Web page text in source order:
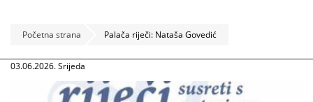
Početna strana Palača riječi: Nataša Govedić
03.06.2026. Srijeda